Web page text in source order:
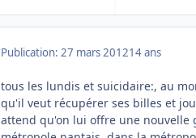
Publication: 27 mars 201214 ans
tous les lundis et suicidaire:, au
qu'il veut récupérer ses billes et
attend qu'on lui offre une nouvelle